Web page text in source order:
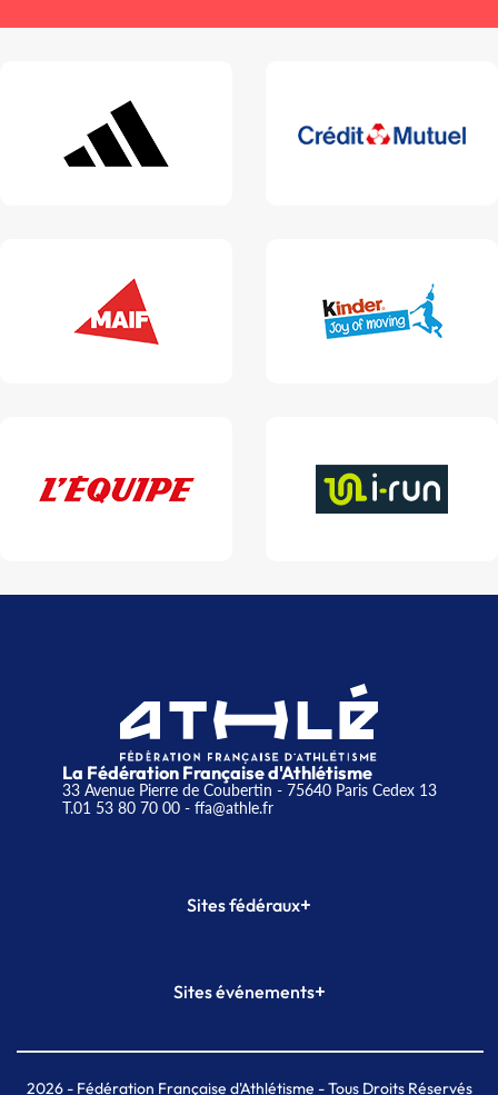
La Fédération Française d'Athlétisme
33 Avenue Pierre de Coubertin - 75640 Paris Cedex 13
T.01 53 80 70 00- ffa@athle.fr
Sites fédéraux+
Plateforme Formation
Sites événements+
Meeting de Paris indoor
MAIF Ekiden de Paris
2026- Fédération Française d'Athlétisme - Tous Droits Réservés